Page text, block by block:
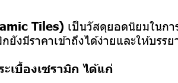
Tiles) เป็นวัสดุยอดนิยมในก
ยังมีราคาเข้าถึงได้ง่ายและให้บร
บื้องเซรามิก ได้แก่